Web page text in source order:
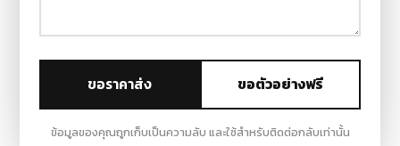
ขอราคาส่ง ขอตัวอย่างฟรี
ข้อมูลของคุณถูกเก็บเป็นความลับ และใช้สำหรับติดต่อกลับเท่านั้น